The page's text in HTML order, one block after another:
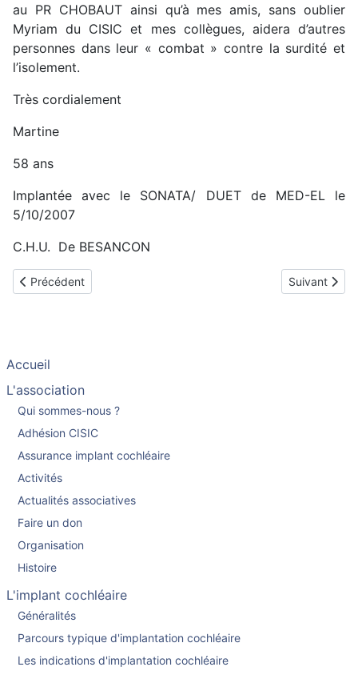
au PR CHOBAUT ainsi qu’à mes amis, sans oublier
Myriam du CISIC et mes collègues, aidera d’autres
personnes dans leur « combat » contre la surdité et
l’isolement.
Très cordialement
Martine
58 ans
Implantée avec le SONATA/ DUET de MED-EL le
5/10/2007
C.H.U. De BESANCON
Article précédent : Nadine implantée en janvier 2008
Précédent Article
Suivant
Accueil
L'association
Qui sommes-nous ?
Adhésion CISIC
Assurance implant cochléaire
Activités
Actualités associatives
Faire un don
Organisation
Histoire
L'implant cochléaire
Généralités
Parcours typique d'implantation cochléaire
Les indications d'implantation cochléaire